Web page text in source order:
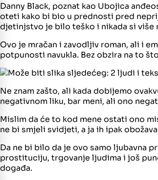
Danny Black, poznat kao Ubojica
oteti kako bi bio u prednosti pred
djetinjstvo je bilo teško i nikada si više
Ovo je mračan i zavodljiv roman, ali i
potpunosti navukla. Bez obzira na to
Ne znam zašto, ali kada dobijemo
negativnom liku, bar meni, ali ono
Mislim da će to kod mene ostati ono
ne bi smjeli svidjeti, a ja ih ipak
Da ne bi bilo da je ovo samo ljubavna
prostituciju, trgovanje ljudima i još
događa.